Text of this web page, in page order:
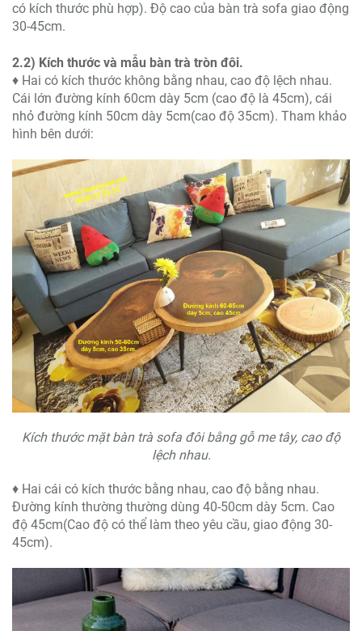
có kích thước phù hợp). Độ cao của bàn trà sofa giao động
30-45cm.
2.2) Kích thước và mẫu bàn trà tròn đôi.
♦ Hai có kích thước không bằng nhau, cao độ lệch nhau.
Cái lớn đường kính 60cm dày 5cm (cao độ là 45cm), cái
nhỏ đường kính 50cm dày 5cm(cao độ 35cm). Tham khảo
hình bên dưới:
Kích thước mặt bàn trà sofa đôi bằng gỗ me tây, cao độ
lệch nhau.
♦ Hai cái có kích thước bằng nhau, cao độ bằng nhau.
Đường kính thường thường dùng 40-50cm dày 5cm. Cao
độ 45cm(Cao độ có thể làm theo yêu cầu, giao động 30-
45cm).